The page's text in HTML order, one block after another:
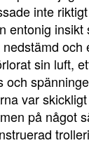
inte
entonig insikt
och
sin luft,
och
var
på något